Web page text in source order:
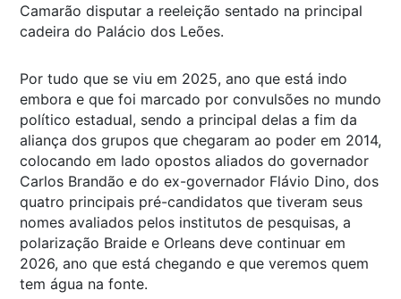
Camarão disputar a reeleição sentado na principal
cadeira do Palácio dos Leões.
Por tudo que se viu em 2025, ano que está indo
embora e que foi marcado por convulsões no mundo
político estadual, sendo a principal delas a fim da
aliança dos grupos que chegaram ao poder em 2014,
colocando em lado opostos aliados do governador
Carlos Brandão e do ex-governador Flávio Dino, dos
quatro principais pré-candidatos que tiveram seus
nomes avaliados pelos institutos de pesquisas, a
polarização Braide e Orleans deve continuar em
2026, ano que está chegando e que veremos quem
tem água na fonte.